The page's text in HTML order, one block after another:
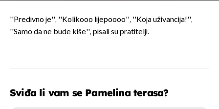
''Predivno je'', ''Kolikooo lijepoooo'', ''Koja uživancija!'',
''Samo da ne bude kiše'', pisali su pratitelji.
Sviđa li vam se Pamelina terasa?